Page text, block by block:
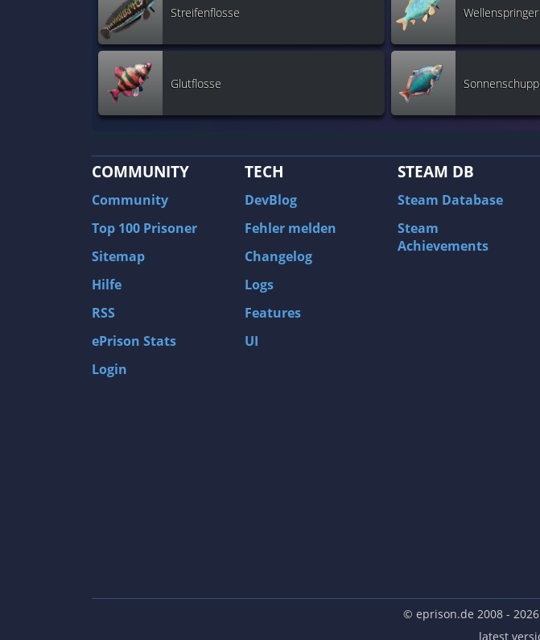
Streifenflosse Wellenspringer
Glutflosse
COMMUNITY
Community
Top 100 Prisoner
Sitemap
Hilfe
RSS
ePrison Stats
Login
TECH
DevBlog
Fehler melden
Changelog
Logs
Features
UI
STEAM DB
Steam Database
Steam
Achievements
© eprison.de 2008 - 2026
latest